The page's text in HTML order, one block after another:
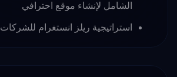
الشامل لإنشاء موقع احترافي
استراتيجية ريلز انستغرام للشركات